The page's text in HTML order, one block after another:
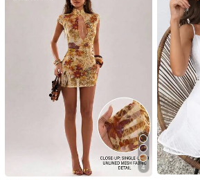
Andrea Bello
209.00
僅剩2
HK$129
4